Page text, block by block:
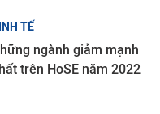
TẾ
ngành giảm mạnh
trên HoSE năm 2022